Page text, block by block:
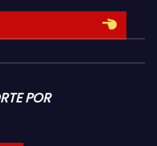
POR